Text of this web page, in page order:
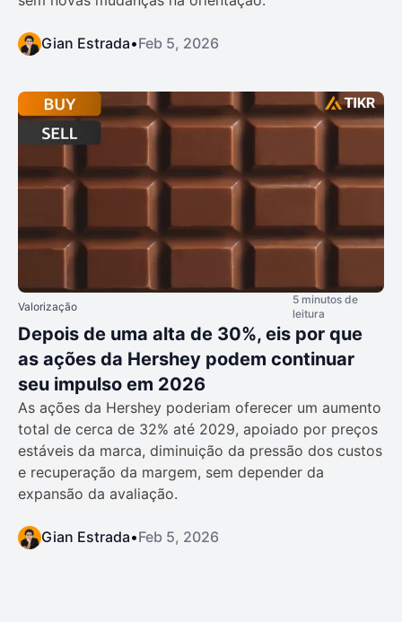
Gian Estrada•Feb 5, 2026
Valorização
5 minutos de
leitura
Depois de uma alta de 30%, eis por que
as ações da Hershey podem continuar
seu impulso em 2026
As ações da Hershey poderiam oferecer um aumento
total de cerca de 32% até 2029, apoiado por preços
estáveis da marca, diminuição da pressão dos custos
e recuperação da margem, sem depender da
expansão da avaliação.
Gian Estrada•Feb 5, 2026